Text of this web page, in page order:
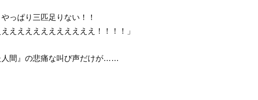
ぱり三匹足りない！！
ええええええええええ！！！！」
間』の悲痛な叫び声だけが……